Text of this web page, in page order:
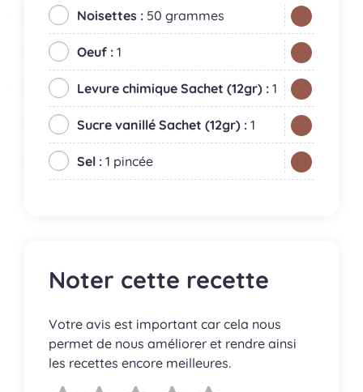
Noisettes : 50 grammes
Oeuf : 1
Levure chimique Sachet (12gr) : 1
Sucre vanillé Sachet (12gr) : 1
Sel : 1 pincée
Noter cette recette
Votre avis est important car cela nous
permet de nous améliorer et rendre ainsi
les recettes encore meilleures.